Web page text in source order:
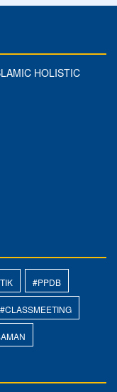
HOLISTIC
#PPDB
#CLASSMEETING